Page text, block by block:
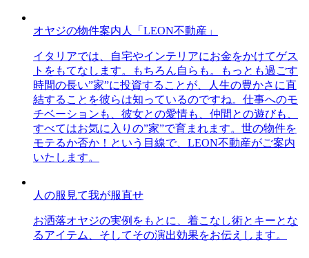
オヤジの物件案内人「LEON不動産」
イタリアでは、自宅やインテリアにお金をかけてゲス
トをもてなします。もちろん自らも。もっとも過ごす
時間の長い”家”に投資することが、人生の豊かさに直
結することを彼らは知っているのですね。仕事へのモ
チベーションも、彼女との愛情も、仲間との遊びも、
すべてはお気に入りの”家”で育まれます。世の物件を
モテるか否か！という目線で、LEON不動産がご案内
いたします。
人の服見て我が服直せ
お洒落オヤジの実例をもとに、着こなし術とキーとな
るアイテム、そしてその演出効果をお伝えします。